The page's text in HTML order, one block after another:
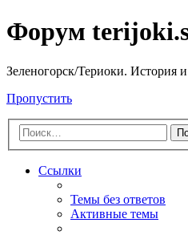
Форум
Зеленогорск/Териоки. История
Пропустить
Ссылки
Темы без ответов
Активные темы